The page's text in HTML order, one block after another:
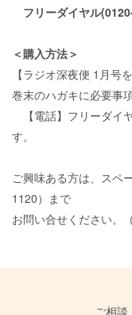
フリーダイヤル
＜購入方法＞
【ラジオ深夜便 1 月号
巻末のハガキに必要事
【電話】フリーダイ
す。
ご興味ある方は、スペ
1120）まで
お問い合せください。
ご相